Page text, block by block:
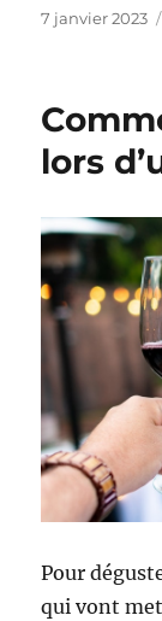
Publié
7 janvier 2023
lors
Pour
qui vont